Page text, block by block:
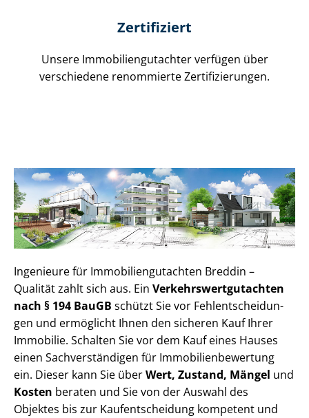
Zertifiziert
Unsere Immobilien­gutachter verfügen über
verschiedene renommierte Zer­ti­fi­zie­run­gen.
Ingenieure für Im­mo­bi­li­en­gut­ach­ten Breddin –
Qualität zahlt sich aus. Ein Ver­kehrs­wert­gut­ach­ten
nach § 194 BauGB schützt Sie vor Fehl­ent­schei­dun­
gen und ermöglicht Ihnen den sicheren Kauf Ihrer
Immobilie. Schalten Sie vor dem Kauf eines Hauses
einen Sach­ver­stän­di­gen für Im­mo­bi­li­en­be­wer­tung
ein. Dieser kann Sie überWert, Zustand, Mängel und
Kosten beraten und Sie von der Auswahl des
Objektes bis zur Kauf­ent­schei­dung kompetent und